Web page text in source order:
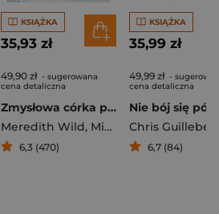
KSIĄŻKA
35,93 zł
49,90 zł - sugerowana
cena detaliczna
Zmysłowa córka prezydenta
Meredith Wild, Michelle Mia
6,3 (470)
KSIĄŻKA
35,99 zł
49,99 zł -
cena detaliczna
Chris
6,7 (84)